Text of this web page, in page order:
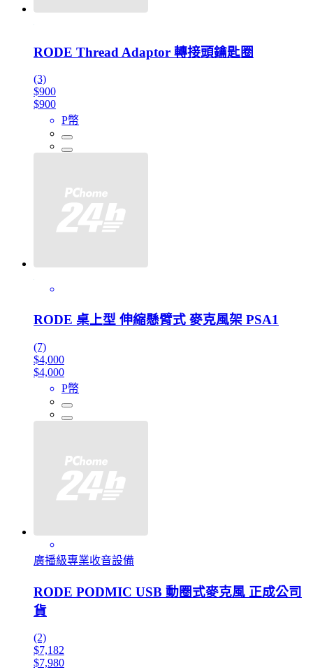
RODE Thread Adaptor 轉接頭鑰匙圈
(3)
$900
$900
P幣
RODE 桌上型 伸縮懸臂式 麥克風架 PSA1
(7)
$4,000
$4,000
P幣
廣播級專業收音設備
RODE PODMIC USB 動圈式麥克風 正成公司
貨
(2)
$7,182
$7,980